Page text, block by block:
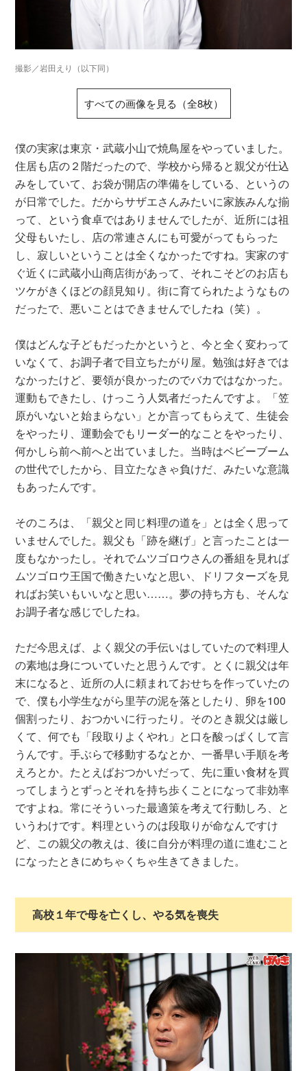
撮影／岩田えり（以下同）
すべての画像を見る（全8枚）
僕の実家は東京・武蔵小山で焼鳥屋をやっていました。
住居も店の２階だったので、学校から帰ると親父が仕込
みをしていて、お袋が開店の準備をしている、というの
が日常でした。だからサザエさんみたいに家族みんな揃
って、という食卓ではありませんでしたが、近所には祖
父母もいたし、店の常連さんにも可愛がってもらった
し、寂しいということは全くなかったですね。実家のす
ぐ近くに武蔵小山商店街があって、それこそどのお店も
ツケがきくほどの顔見知り。街に育てられたようなもの
だったで、悪いことはできませんでしたね（笑）。
僕はどんな子どもだったかというと、今と全く変わって
いなくて、お調子者で目立ちたがり屋。勉強は好きでは
なかったけど、要領が良かったのでバカではなかった。
運動もできたし、けっこう人気者だったんですよ。「笠
原がいないと始まらない」とか言ってもらえて、生徒会
をやったり、運動会でもリーダー的なことをやったり、
何かしら前へ前へと出ていました。当時はベビーブーム
の世代でしたから、目立たなきゃ負けだ、みたいな意識
もあったんです。
そのころは、「親父と同じ料理の道を」とは全く思って
いませんでした。親父も「跡を継げ」と言ったことは一
度もなかったし。それでムツゴロウさんの番組を見れば
ムツゴロウ王国で働きたいなと思い、ドリフターズを見
ればお笑いもいいなと思い……。夢の持ち方も、そんな
お調子者な感じでしたね。
ただ今思えば、よく親父の手伝いはしていたので料理人
の素地は身についていたと思うんです。とくに親父は年
末になると、近所の人に頼まれておせちを作っていたの
で、僕も小学生ながら里芋の泥を落としたり、卵を100
個割ったり、おつかいに行ったり。そのとき親父は厳し
くて、何でも「段取りよくやれ」と口を酸っぱくして言
うんです。手ぶらで移動するなとか、一番早い手順を考
えろとか。たとえばおつかいだって、先に重い食材を買
ってしまうとずっとそれを持ち歩くことになって非効率
ですよね。常にそういった最適策を考えて行動しろ、と
いうわけです。料理というのは段取りが命なんですけ
ど、この親父の教えは、後に自分が料理の道に進むこと
になったときにめちゃくちゃ生きてきました。
高校１年で母を亡くし、やる気を喪失